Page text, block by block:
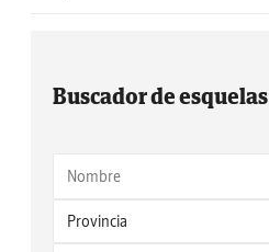
Buscador de esquelas